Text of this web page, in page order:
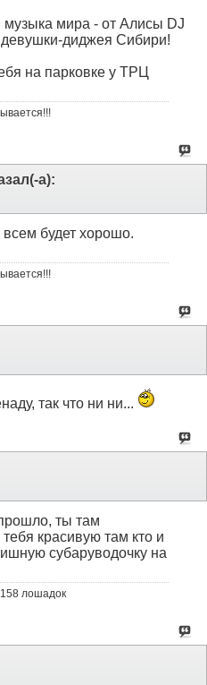
музыка мира - от Алисы DJ
диджея Сибири!
на парковке у ТРЦ
а):
будет хорошо.
так что ни ни...
ты там
красивую там кто и
субаруводочку на
лошадок